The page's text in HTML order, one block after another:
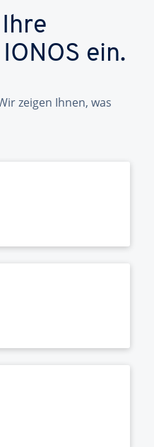
ein.
zeigen Ihnen, was